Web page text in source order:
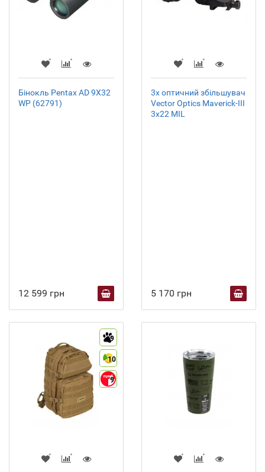
Бінокль Pentax AD 9X32
WP (62791)
12 599 грн
3x оптичний збільшувач
Vector Optics Maverick-III
3x22 MIL
5 170 грн
9
10
9